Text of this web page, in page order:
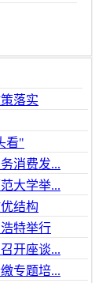
落实
看"
消费发...
大学举...
结构
特举行
开座谈...
专题培...